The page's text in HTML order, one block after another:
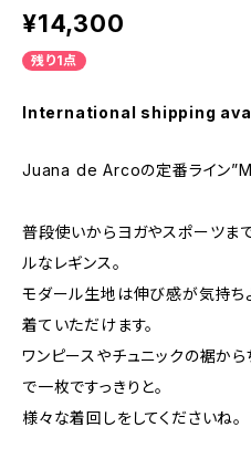
¥14,300
残り1点
International shipping
Juana de Arcoの定番ライン
普段使いからヨガやスポーツま
ルなレギンス。
モダール生地は伸び感が気持ち
着ていただけます。
ワンピースやチュニックの裾か
で一枚ですっきりと。
様々な着回しをしてくださいね。